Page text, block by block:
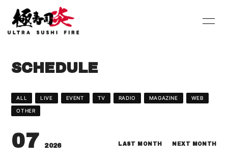
SCHEDULE
DISCOGRAPHY Youtube
MOVIE PHOTO
SCHEDULE
ALL LIVE EVENT TV RADIO MAGAZINE WEB
OTHER
07 2026 LAST MONTH NEXT MONTH